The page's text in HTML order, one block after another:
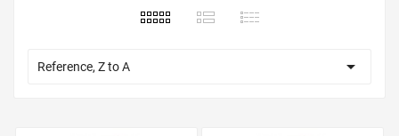
Reference, Z to A 